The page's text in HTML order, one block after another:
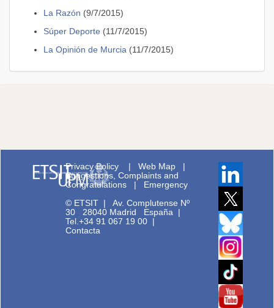
La Razón (9/7/2015)
Súper Deporte (11/7/2015)
La Opinión de Murcia (11/7/2015)
Privacy Policy |Web Map |
Suggestions, Complaints and
Congratulations | Emergency
© ETSIT |Av. Complutense Nº
30 28040 Madrid España |
Tel.+34 91 067 19 00 |
Contacta